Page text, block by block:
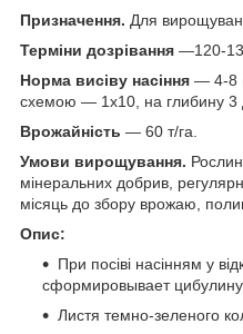
Призначення. Для
Терміни дозрівання —120-
Норма висіву насіння — 4-8
схемою — 1х10, на глибину 3
Врожайність — 60 т/га.
Умови вирощування.
мінеральних добрив,
місяць до збору врожаю,
Опис:
При посіві насінням у
сформировывает цибулину
Листя темно-зеленого